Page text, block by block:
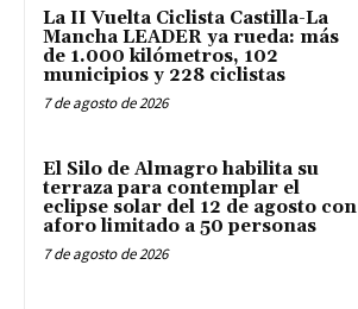
La II Vuelta Ciclista Castilla-La
Mancha LEADER ya rueda: más
de 1.000 kilómetros, 102
municipios y 228 ciclistas
7 de agosto de 2026
El Silo de Almagro habilita su
terraza para contemplar el
eclipse solar del 12 de agosto con
aforo limitado a 50 personas
7 de agosto de 2026